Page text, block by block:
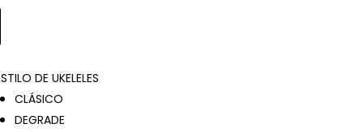
DE UKELELES
CLÁSICO
DEGRADE